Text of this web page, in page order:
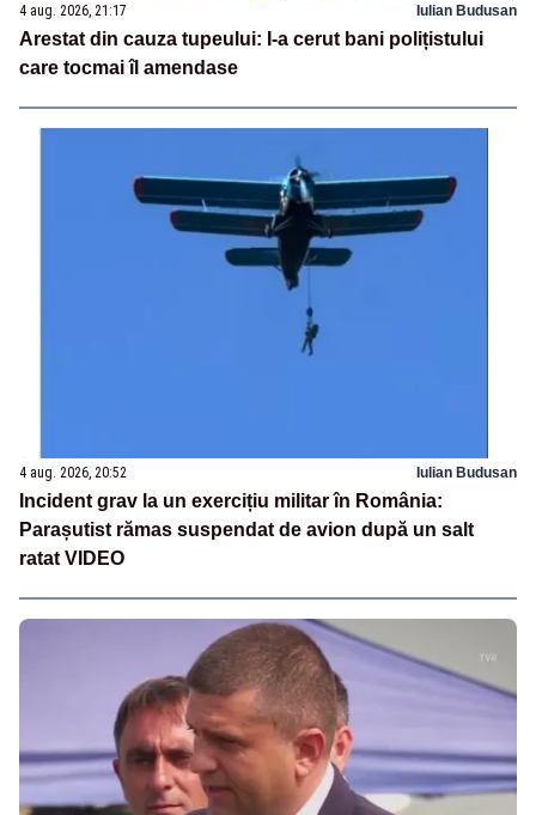
4 aug. 2026, 21:17 Iulian Budusan
Arestat din cauza tupeului: I-a cerut bani polițistului
care tocmai îl amendase
4 aug. 2026, 20:52 Iulian Budusan
Incident grav la un exercițiu militar în România:
Parașutist rămas suspendat de avion după un salt
ratat VIDEO